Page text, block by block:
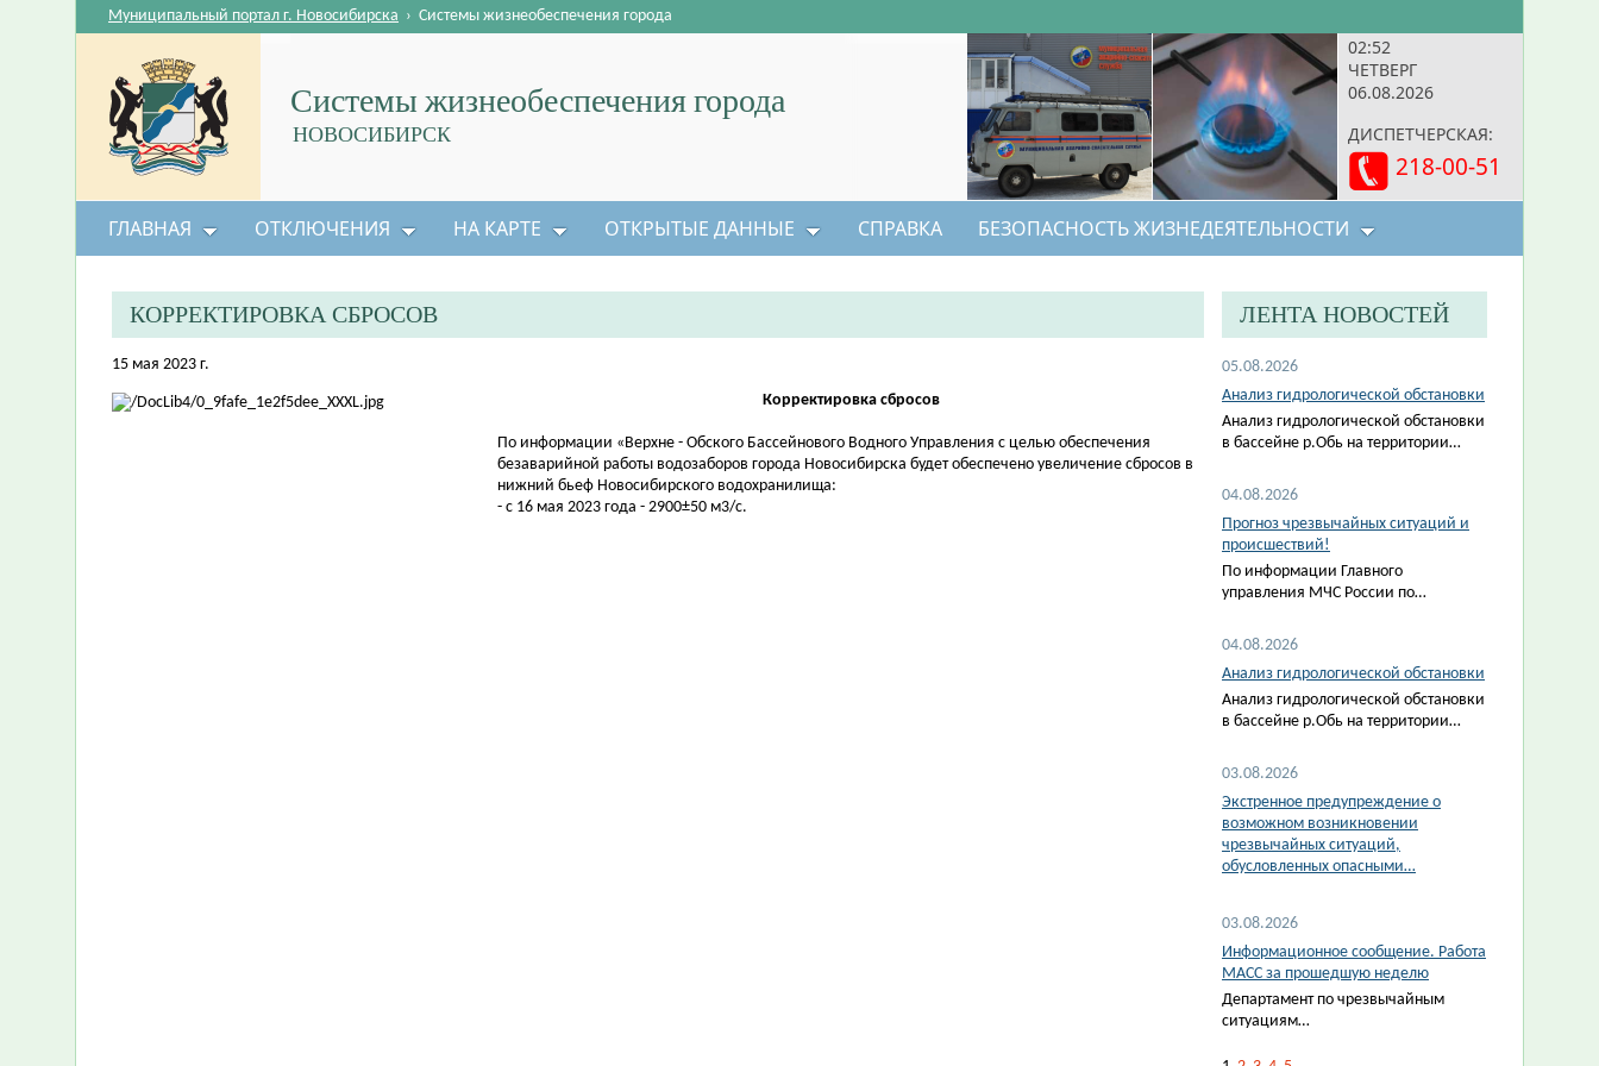
02:52
ЧЕТВЕРГ
06.08.2026
ДИСПЕТЧЕРСКАЯ:
218-00-51
Системы жизнеобеспечения города
НОВОСИБИРСК
Муниципальный портал г. Новосибирска › Системы жизнеобеспечения города
ГЛАВНАЯ ОТКЛЮЧЕНИЯ НА КАРТЕ ОТКРЫТЫЕ ДАННЫЕ СПРАВКА БЕЗОПАСНОСТЬ ЖИЗНЕДЕЯТЕЛЬНОСТИ
КОРРЕКТИРОВКА СБРОСОВ
15 мая 2023 г.
Корректировка сбросов
По информации «Верхне - Обского Бассейнового Водного Управления с целью обеспечения
безаварийной работы водозаборов города Новосибирска будет обеспечено увеличение сбросов в
нижний бьеф Новосибирского водохранилища:
- с 16 мая 2023 года - 2900±50 м3/с.
ЛЕНТА НОВОСТЕЙ
05.08.2026
Анализ гидрологической обстановки
Анализ гидрологической обстановки
в бассейне р.Обь на территории…
04.08.2026
Прогноз чрезвычайных ситуаций и
происшествий!
По информации Главного
управления МЧС России по…
04.08.2026
Анализ гидрологической обстановки
Анализ гидрологической обстановки
в бассейне р.Обь на территории…
03.08.2026
Экстренное предупреждение о
возможном возникновении
чрезвычайных ситуаций,
обусловленных опасными…
03.08.2026
Информационное сообщение. Работа
МАСС за прошедшую неделю
Департамент по чрезвычайным
ситуациям…